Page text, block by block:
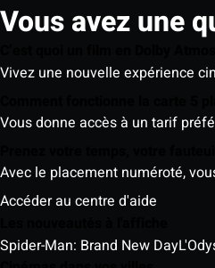
Vous avez une
Vivez une nouvelle expérience
Vous donne accès à un tarif
Avec le placement numéroté,
Accéder au centre d'aide
Spider-Man: Brand New Day